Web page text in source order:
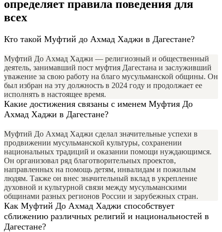
определяет правила поведения для
всех
Кто такой Муфтий до Ахмад Хаджи в Дагестане?
Муфтий До Ахмад Хаджи — религиозный и общественный
деятель, занимавший пост муфтия Дагестана и заслуживший
уважение за свою работу на благо мусульманской общины. Он
был избран на эту должность в 2024 году и продолжает ее
исполнять в настоящее время.
Какие достижения связаны с именем Муфтия До
Ахмад Хаджи в Дагестане?
Муфтий До Ахмад Хаджи сделал значительные успехи в
продвижении мусульманской культуры, сохранении
национальных традиций и оказании помощи нуждающимся.
Он организовал ряд благотворительных проектов,
направленных на помощь детям, инвалидам и пожилым
людям. Также он внес значительный вклад в укрепление
духовной и культурной связи между мусульманскими
общинами разных регионов России и зарубежных стран.
Как Муфтий До Ахмад Хаджи способствует
сближению различных религий и национальностей в
Дагестане?